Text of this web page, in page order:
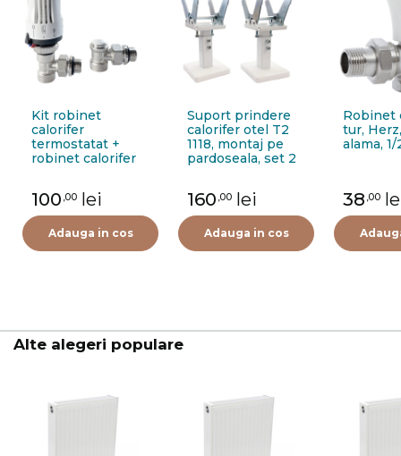
Kit robinet
calorifer
termostatat +
robinet calorifer
FIG01213502I0011,
alama, 1/2"
100 ,00 lei
Adauga in cos
Suport prindere
calorifer otel T2
1118, montaj pe
pardoseala, set 2
160 ,00 lei
Adauga in cos
Robinet
tur,
alama, 1/
38 ,00
Alte alegeri populare